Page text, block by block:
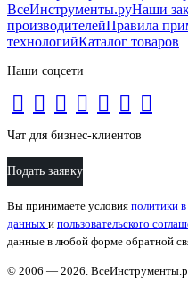
ВсеИнструменты.руНаши
производителейПравила
технологийКаталог товаров
Наши соцсети
Чат для бизнес-клиентов
Подать заявку
Вы принимаете условия политики
данных и пользовательского
данные в любой форме обратной
© 2006 — 2026.